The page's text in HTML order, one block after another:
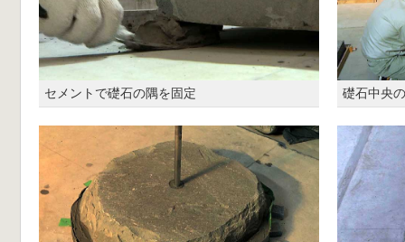
セメントで礎石の隅を固定 礎石中央